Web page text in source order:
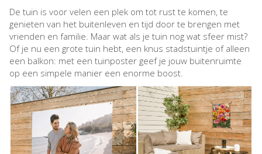
De tuin is voor velen een plek om tot rust te komen, te
genieten van het buitenleven en tijd door te brengen met
vrienden en familie. Maar wat als je tuin nog wat sfeer mist?
Of je nu een grote tuin hebt, een knus stadstuintje of alleen
een balkon: met een tuinposter geef je jouw buitenruimte
op een simpele manier een enorme boost.